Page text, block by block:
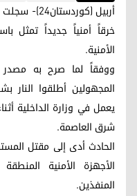
أربيل
خرقاً أمنياً جديداً تمثل
الأمنية.
ووفقاً لما صرح به
المجهولين أطلقوا
يعمل في وزارة الداخلية
شرق العاصمة.
الحادث أدى إلى مقتل
الأجهزة الأمنية
المنفذين.